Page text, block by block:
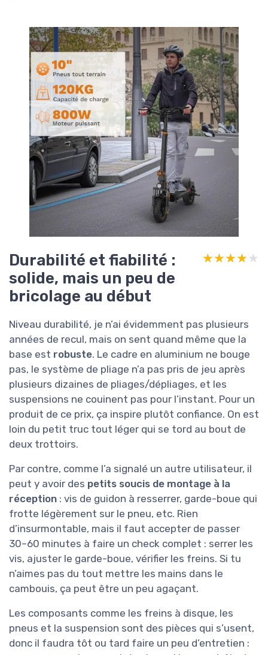
Durabilité et fiabilité :
solide, mais un peu de
bricolage au début
★★★★★
★★★★★
Niveau durabilité, je n’ai évidemment pas plusieurs
années de recul, mais on sent quand même que la
base est robuste. Le cadre en aluminium ne bouge
pas, le système de pliage n’a pas pris de jeu après
plusieurs dizaines de pliages/dépliages, et les
suspensions ne couinent pas pour l’instant. Pour un
produit de ce prix, ça inspire plutôt confiance. On est
loin du petit truc tout léger qui se tord au bout de
deux trottoirs.
Par contre, comme l’a signalé un autre utilisateur, il
peut y avoir des petits soucis de montage à la
réception : vis de guidon à resserrer, garde-boue qui
frotte légèrement sur le pneu, etc. Rien
d’insurmontable, mais il faut accepter de passer
30–60 minutes à faire un check complet : serrer les
vis, ajuster le garde-boue, vérifier les freins. Si tu
n’aimes pas du tout mettre les mains dans le
cambouis, ça peut être un peu agaçant.
Les composants comme les freins à disque, les
pneus et la suspension sont des pièces qui s’usent,
donc il faudra tôt ou tard faire un peu d’entretien :